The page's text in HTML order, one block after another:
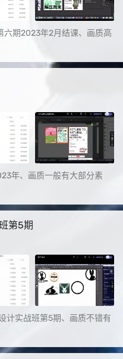
六期2023年2月结课、画质高
年、画质一般有大部分素
第5期
计实战班第5期、画质不错有